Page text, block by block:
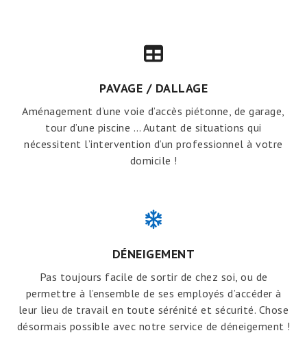
PAVAGE / DALLAGE
Aménagement d’une voie d’accès piétonne, de garage,
tour d’une piscine … Autant de situations qui
nécessitent l’intervention d’un professionnel à votre
domicile !
DÉNEIGEMENT
Pas toujours facile de sortir de chez soi, ou de
permettre à l’ensemble de ses employés d’accéder à
leur lieu de travail en toute sérénité et sécurité. Chose
désormais possible avec notre service de déneigement !